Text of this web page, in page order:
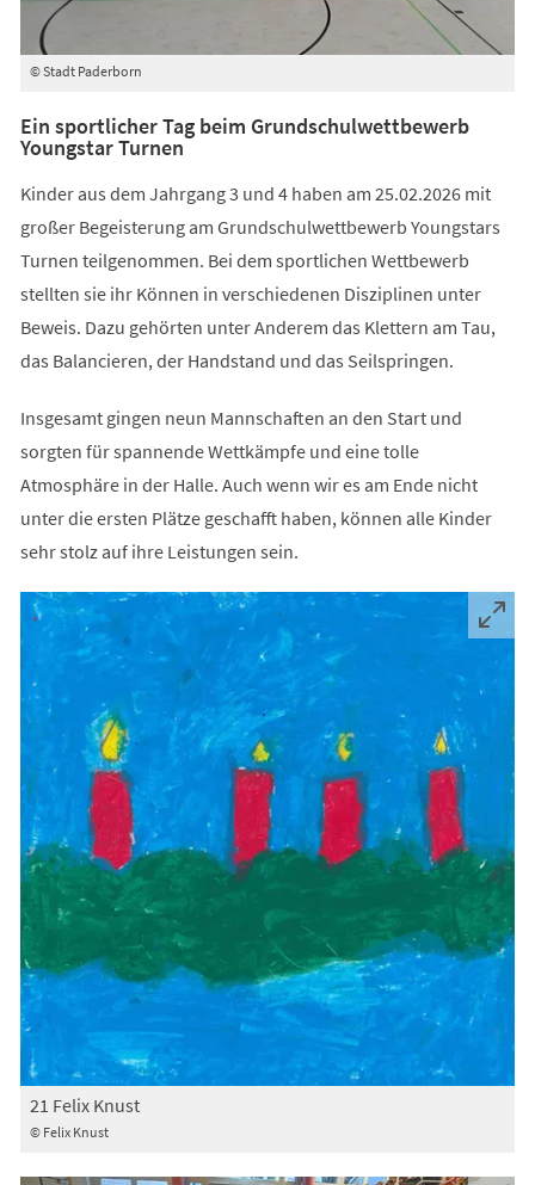
© Stadt Paderborn
Ein sportlicher Tag beim Grundschulwettbewerb
Youngstar Turnen
Kinder aus dem Jahrgang 3 und 4 haben am 25.02.2026 mit
großer Begeisterung am Grundschulwettbewerb Youngstars
Turnen teilgenommen. Bei dem sportlichen Wettbewerb
stellten sie ihr Können in verschiedenen Disziplinen unter
Beweis. Dazu gehörten unter Anderem das Klettern am Tau,
das Balancieren, der Handstand und das Seilspringen.
Insgesamt gingen neun Mannschaften an den Start und
sorgten für spannende Wettkämpfe und eine tolle
Atmosphäre in der Halle. Auch wenn wir es am Ende nicht
unter die ersten Plätze geschafft haben, können alle Kinder
sehr stolz auf ihre Leistungen sein.
© Felix Knust
21 Felix Knust